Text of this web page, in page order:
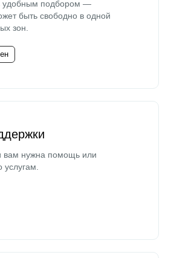
удобным подбором —
быть свободно в одной
зон.
вам нужна помощь или
услугам.